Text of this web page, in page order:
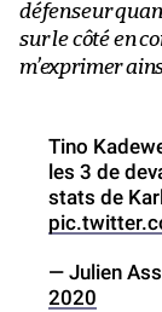
défenseur
sur le côté en
m’exprimer
Tino
les 3 de
stats de
— Julien
2020